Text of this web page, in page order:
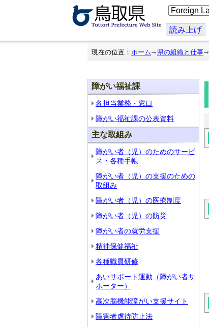
こ
の
ジ
を
翻
読み上げ
現在の位置： ホーム 県の組織と仕事
障がい福祉課
各担当業務・窓口
障がい福祉課の公表資料
主な取組み
障がい者（児）のためのサービ
ス・各種手帳
障がい者（児）の支援のための
取組み
障がい者（児）の医療制度
障がい者（児）の防災
障がい者の就労支援
精神保健福祉
各種職員研修
あいサポート運動（障がい者サ
ポーター）
高次脳機能障がい支援サイト
障害者虐待防止法